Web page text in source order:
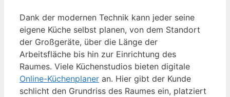
Dank der modernen Technik kann jeder seine
eigene Küche selbst planen, von dem Standort
der Großgeräte, über die Länge der
Arbeitsfläche bis hin zur Einrichtung des
Raumes. Viele Küchenstudios bieten digitale
Online-Küchenplaner an. Hier gibt der Kunde
schlicht den Grundriss des Raumes ein, platziert